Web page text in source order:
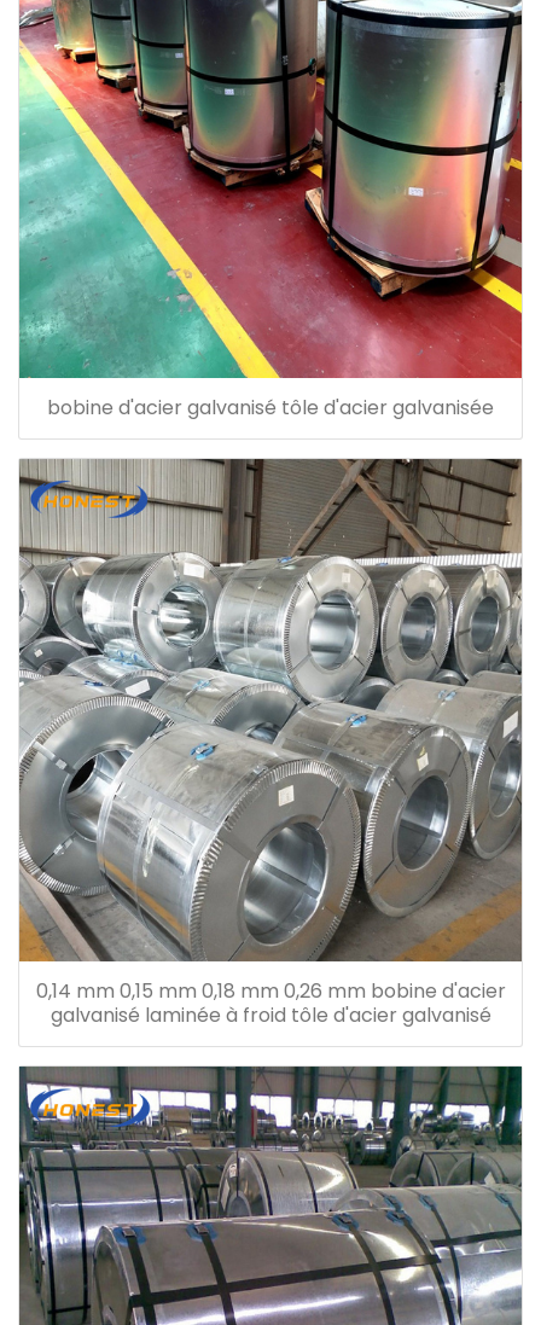
bobine d'acier galvanisé tôle d'acier galvanisée
0,14 mm 0,15 mm 0,18 mm 0,26 mm bobine d'acier
galvanisé laminée à froid tôle d'acier galvanisé